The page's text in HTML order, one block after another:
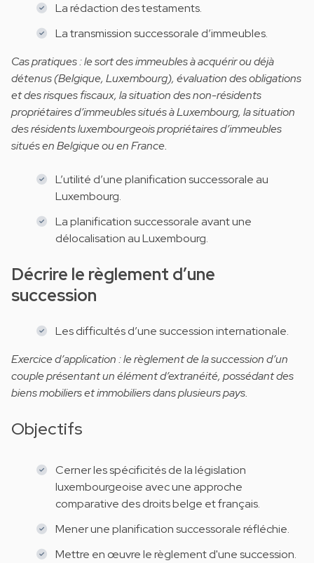
La rédaction des testaments.
La transmission successorale d’immeubles.
Cas pratiques : le sort des immeubles à acquérir ou déjà
détenus (Belgique, Luxembourg), évaluation des obligations
et des risques fiscaux, la situation des non-résidents
propriétaires d’immeubles situés à Luxembourg, la situation
des résidents luxembourgeois propriétaires d’immeubles
situés en Belgique ou en France.
L’utilité d’une planification successorale au
Luxembourg.
La planification successorale avant une
délocalisation au Luxembourg.
Décrire le règlement d’une
succession
Les difficultés d’une succession internationale.
Exercice d’application : le règlement de la succession d’un
couple présentant un élément d’extranéité, possédant des
biens mobiliers et immobiliers dans plusieurs pays.
Objectifs
Cerner les spécificités de la législation
luxembourgeoise avec une approche
comparative des droits belge et français.
Mener une planification successorale réfléchie.
Mettre en œuvre le règlement d'une succession.